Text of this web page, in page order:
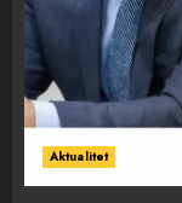
Aktualitet